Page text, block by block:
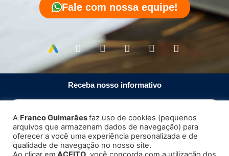
Fale com nossa equipe!
Receba nosso informativo
Enviar
A Franco Guimarãesfaz uso de cookies (pequenos
arquivos que armazenam dados de navegação) para
oferecer a você uma experiência personalizada e de
qualidade de navegação no nosso site.